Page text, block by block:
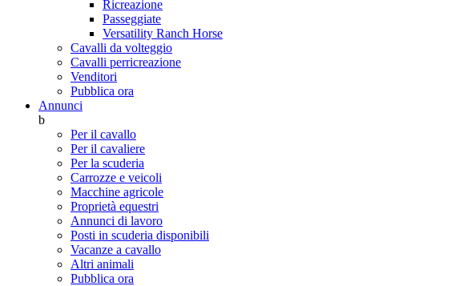
Ricreazione
Passeggiate
Versatility Ranch Horse
Cavalli da volteggio
Cavalli perricreazione
Venditori
Pubblica ora
Annunci
b
Per il cavallo
Per il cavaliere
Per la scuderia
Carrozze e veicoli
Macchine agricole
Proprietà equestri
Annunci di lavoro
Posti in scuderia disponibili
Vacanze a cavallo
Altri animali
Pubblica ora